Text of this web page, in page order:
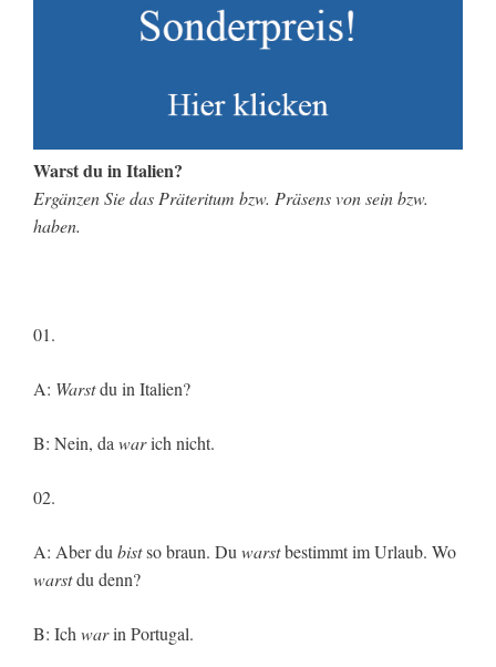
Warst du in Italien?
Ergänzen Sie das Präteritum bzw. Präsens von sein bzw.
haben.
01.
A: Warstdu in Italien?
B: Nein, da warich nicht.
02.
A: Aber du bistso braun. Du warstbestimmt im Urlaub. Wo
warstdu denn?
B: Ich warin Portugal.